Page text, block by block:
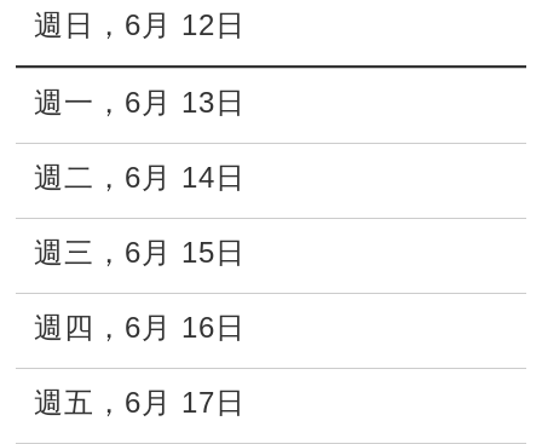
週日 ， 6月 12日
週一 ， 6月 13日
週二 ， 6月 14日
週三 ， 6月 15日
週四 ， 6月 16日
週五 ， 6月 17日